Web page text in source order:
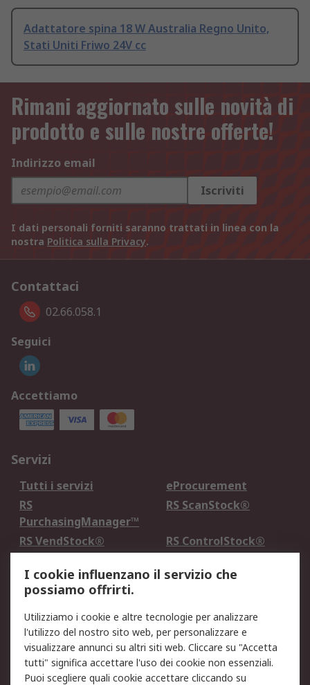
Adattatore spina 18 W Australia Regno Unito,
Stati Uniti Friwo 24V cc
Rimani aggiornato sulle novità di
prodotto e sulle nostre offerte!
Indirizzo email
Iscriviti
I dati personali forniti saranno trattati in linea con la
nostra Politica sulla Privacy.
Contattaci
02.66.058.1
Seguici
Accettiamo
Servizi
Tutti i servizi
eProcurement
RS
PurchasingManager™
RS ScanStock®
RS VendStock®
RS ControlStock®
Legale
Informativa Cookie
Informativa Privacy -
Aggiornata
Email Security
Termini d'uso
Condizioni di vendita
Condizioni generali di
I cookie influenzano il servizio che
possiamo offrirti.
Utilizziamo i cookie e altre tecnologie per analizzare
l'utilizzo del nostro sito web, per personalizzare e
visualizzare annunci su altri siti web. Cliccare su "Accetta
tutti" significa accettare l'uso dei cookie non essenziali.
Puoi scegliere quali cookie accettare cliccando su